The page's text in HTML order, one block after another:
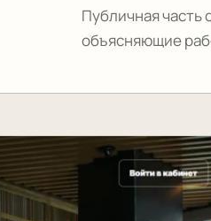
Публичная
объясняющие